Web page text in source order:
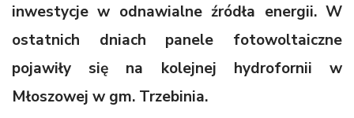
inwestycje w odnawialne źródła energii. W
ostatnich dniach panele fotowoltaiczne
pojawiły się na kolejnej hydrofornii w
Młoszowej w gm. Trzebinia.